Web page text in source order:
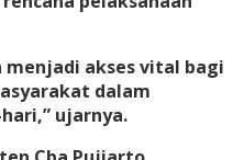
menjadi akses vital bagi
dalam
ujarnya.